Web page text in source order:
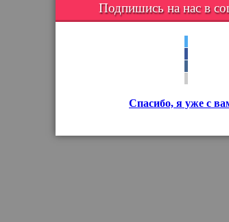
Подпишись на нас в
Спасибо, я уже с